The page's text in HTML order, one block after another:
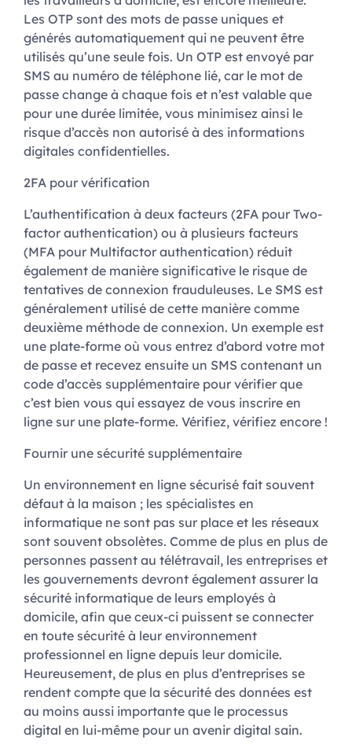
Les OTP sont des mots de passe uniques et
générés automatiquement qui ne peuvent être
utilisés qu’une seule fois. Un OTP est envoyé par
SMS au numéro de téléphone lié, car le mot de
passe change à chaque fois et n’est valable que
pour une durée limitée, vous minimisez ainsi le
risque d’accès non autorisé à des informations
digitales confidentielles.
2FA pour vérification
L’authentification à deux facteurs (2FA pour Two-
factor authentication) ou à plusieurs facteurs
(MFA pour Multifactor authentication) réduit
également de manière significative le risque de
tentatives de connexion frauduleuses. Le SMS est
généralement utilisé de cette manière comme
deuxième méthode de connexion. Un exemple est
une plate-forme où vous entrez d’abord votre mot
de passe et recevez ensuite un SMS contenant un
code d’accès supplémentaire pour vérifier que
c’est bien vous qui essayez de vous inscrire en
ligne sur une plate-forme. Vérifiez, vérifiez encore !
Fournir une sécurité supplémentaire
Un environnement en ligne sécurisé fait souvent
défaut à la maison ; les spécialistes en
informatique ne sont pas sur place et les réseaux
sont souvent obsolètes. Comme de plus en plus de
personnes passent au télétravail, les entreprises et
les gouvernements devront également assurer la
sécurité informatique de leurs employés à
domicile, afin que ceux-ci puissent se connecter
en toute sécurité à leur environnement
professionnel en ligne depuis leur domicile.
Heureusement, de plus en plus d’entreprises se
rendent compte que la sécurité des données est
au moins aussi importante que le processus
digital en lui-même pour un avenir digital sain.